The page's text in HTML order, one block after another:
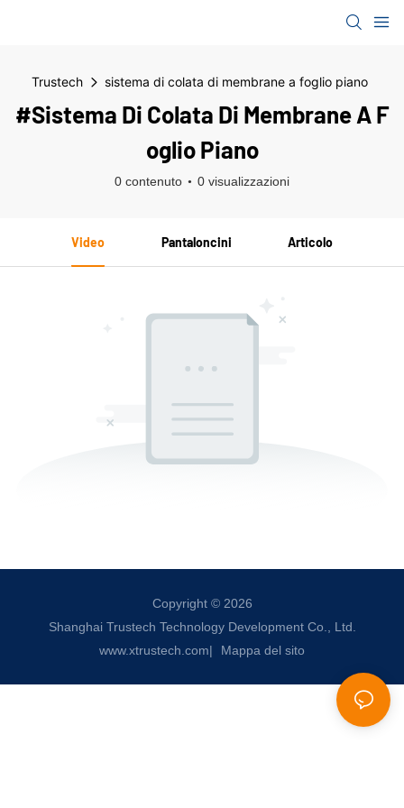
Trustech sistema di colata di membrane a foglio piano
#sistema Di Colata Di Membrane A F
Oglio Piano
0 contenuto 0 visualizzazioni
Video Pantaloncini Articolo
Copyright © 2026
Shanghai Trustech Technology Development Co., Ltd.
www.xtrustech.com| Mappa del sito